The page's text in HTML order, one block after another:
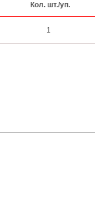
Кол. шт./уп.
1